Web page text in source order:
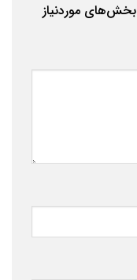
بخش‌های موردنیاز